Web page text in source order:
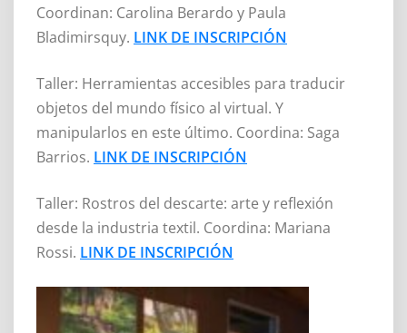
Coordinan: Carolina Berardo y Paula
Bladimirsquy. LINK DE INSCRIPCIÓN
Taller: Herramientas accesibles para traducir
objetos del mundo físico al virtual. Y
manipularlos en este último. Coordina: Saga
Barrios. LINK DE INSCRIPCIÓN
Taller: Rostros del descarte: arte y reflexión
desde la industria textil. Coordina: Mariana
Rossi. LINK DE INSCRIPCIÓN